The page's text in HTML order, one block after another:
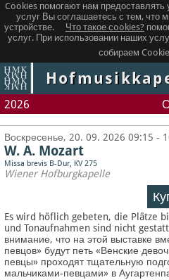
Cookies помогают нам
услуг Вы соглашаетесь с тем, что
устройстве.
Что такое сookies?
услуг. При использовании наших
собираем
2026
Воскресенье, 20. 09. 2026 09:15 -
W. A. Mozart
Missa brevis B-Dur, KV 275
Wiener Hofburgkapelle
Es wird höflich gebeten, die Plätze
und Tonaufnahmen sind nicht
внимание, что на этой выставке
певцов» будут петь «Венские
певцы» проходят тщательную
мальчиками-певцами» в